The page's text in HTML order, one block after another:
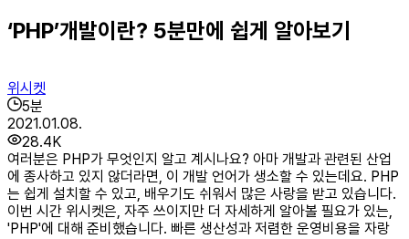
‘PHP’개발이란? 5분만에 쉽게 알아보기
위시켓
5분
2021.01.08.
28.4K
여러분은 PHP가 무엇인지 알고 계시나요? 아마 개발과 관련된 산업
에 종사하고 있지 않더라면, 이 개발 언어가 생소할 수 있는데요. PHP
는 쉽게 설치할 수 있고, 배우기도 쉬워서 많은 사랑을 받고 있습니다.
이번 시간 위시켓은, 자주 쓰이지만 더 자세하게 알아볼 필요가 있는,
'PHP'에 대해 준비했습니다. 빠른 생산성과 저렴한 운영비용을 자랑